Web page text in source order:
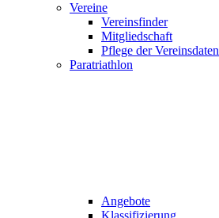
Vereine
Vereinsfinder
Mitgliedschaft
Pflege der Vereinsdaten
Paratriathlon
Angebote
Klassifizierung